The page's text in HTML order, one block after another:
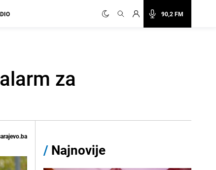
90,2 FM
za
/ Najnovije